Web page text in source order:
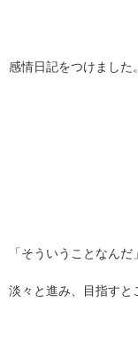
感情日記をつけました。
「そういうことなんだ
淡々と進み、目指すと